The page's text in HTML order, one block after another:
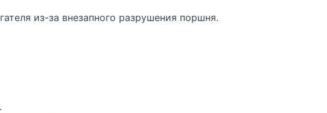
из-за внезапного разрушения поршня.